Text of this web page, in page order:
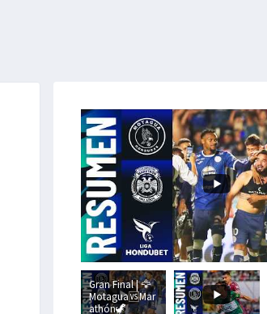
Gran Final | 🦅
Motagua🆚Mar
athón🦖